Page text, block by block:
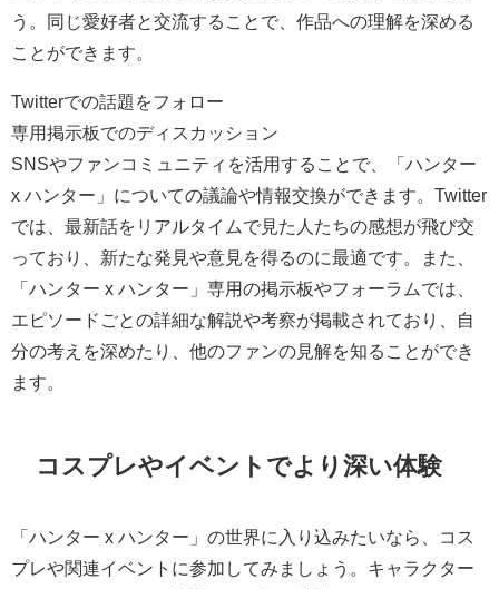
う。同じ愛好者と交流することで、作品への理解を深める
ことができます。
Twitterでの話題をフォロー
専用掲示板でのディスカッション
SNSやファンコミュニティを活用することで、「ハンター
x ハンター」についての議論や情報交換ができます。Twitter
では、最新話をリアルタイムで見た人たちの感想が飛び交
っており、新たな発見や意見を得るのに最適です。また、
「ハンター x ハンター」専用の掲示板やフォーラムでは、
エピソードごとの詳細な解説や考察が掲載されており、自
分の考えを深めたり、他のファンの見解を知ることができ
ます。
コスプレやイベントでより深い体験
「ハンター x ハンター」の世界に入り込みたいなら、コス
プレや関連イベントに参加してみましょう。キャラクター